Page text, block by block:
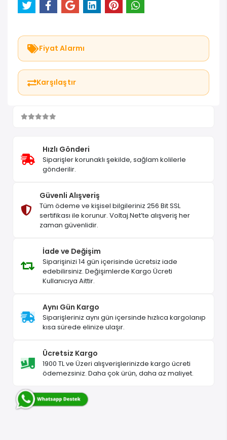
Fiyat Alarmı
Karşılaştır
Hızlı Gönderi
Siparişler korunaklı şekilde, sağlam kolilerle
gönderilir.
Güvenli Alışveriş
Tüm ödeme ve kişisel bilgileriniz 256 Bit SSL
sertifikası ile korunur. Voltaj.Net’te alışveriş her
zaman güvenlidir.
İade ve Değişim
Siparişinizi 14 gün içerisinde ücretsiz iade
edebilirsiniz. Değişimlerde Kargo Ücreti
Kullanıcıya Aittir.
Aynı Gün Kargo
Siparişleriniz aynı gün içersinde hızlıca kargolanıp
kısa sürede elinize ulaşır.
Ücretsiz Kargo
1900 TL ve Üzeri alışverişlerinizde kargo ücreti
ödemezsiniz. Daha çok ürün, daha az maliyet.